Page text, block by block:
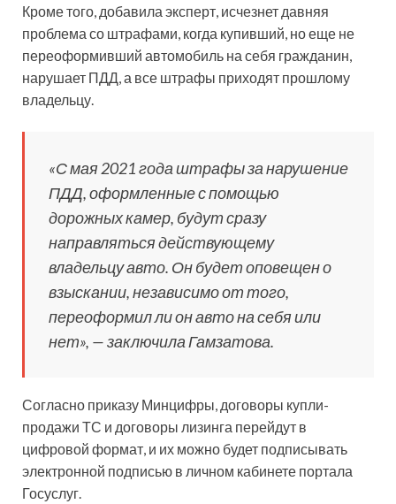
Кроме того, добавила эксперт, исчезнет давняя
проблема со штрафами, когда купивший, но еще не
переоформивший автомобиль на себя гражданин,
нарушает ПДД, а все штрафы приходят прошлому
владельцу.
«С мая 2021 года штрафы за нарушение
ПДД, оформленные с помощью
дорожных камер, будут сразу
направляться действующему
владельцу авто. Он будет оповещен о
взыскании, независимо от того,
переоформил ли он авто на себя или
нет», — заключила Гамзатова.
Согласно приказу Минцифры, договоры купли-
продажи ТС и договоры лизинга перейдут в
цифровой формат, и их можно будет подписывать
электронной подписью в личном кабинете портала
Госуслуг.